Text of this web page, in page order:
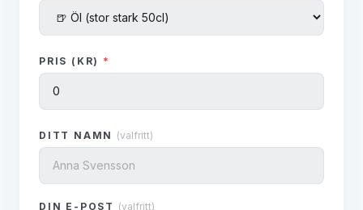
PRIS (KR) *
DITT NAMN (valfritt)
DIN E-POST (valfritt)